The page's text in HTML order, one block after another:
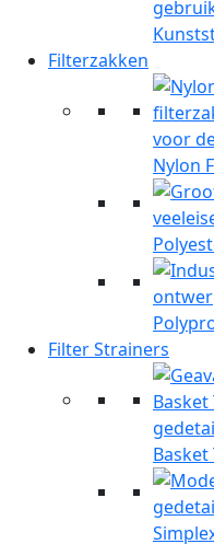
Filterzakken
Nylon
Filter Strainers